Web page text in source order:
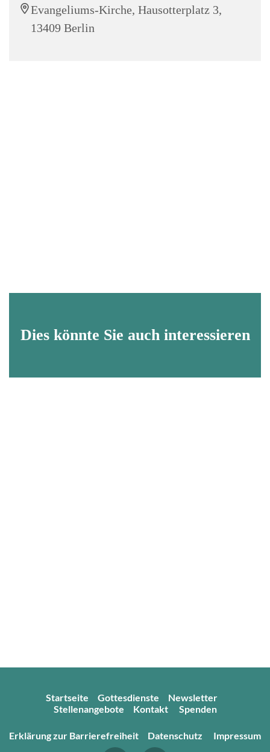
Evangeliums-Kirche, Hausotterplatz 3,
13409 Berlin
Dies könnte Sie auch interessieren
Startseite Gottesdienste
Newsletter
Stellenangebote
Kontakt Spenden
Erklärung zur Barrierefreiheit Datenschutz Impressum